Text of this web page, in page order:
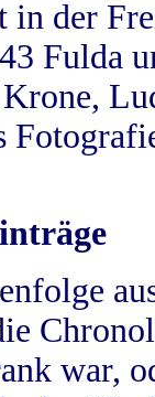
in der
Fulda
war,